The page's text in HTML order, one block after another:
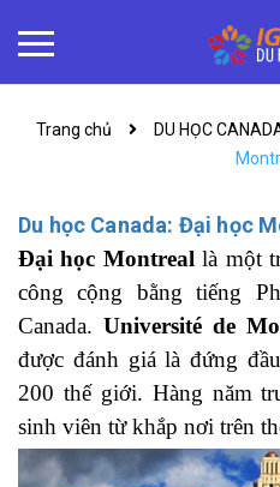
Trang chủ DU HỌC
Du học Canada: Đại học
Đại học Montreal là một
công cộng bằng tiếng
Canada.Université de
được đánh giá là đứng
200 thế giới. Hàng năm
sinh viên từ khắp nơi trên